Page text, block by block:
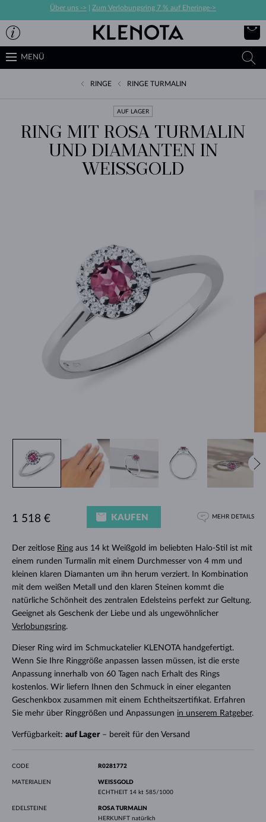
Über uns -> Zum Verlobungsring 7 % auf Eheringe->
MENÜ
RINGE RINGE TURMALIN
AUF LAGER
RING MIT ROSA TURMALIN
UND DIAMANTEN IN
WEISSGOLD
Der zeitlose Ringaus 14 kt Weißgold im beliebten Halo-Stil ist mit
einem runden Turmalin mit einem Durchmesser von 4 mm und
kleinen klaren Diamanten um ihn herum verziert. In Kombination
mit dem weißen Metall und den klaren Steinen kommt die
natürliche Schönheit des zentralen Edelsteins perfekt zur Geltung.
Geeignet als Geschenk der Liebe und als ungewöhnlicher
Verlobungsring.
Dieser Ring wird im Schmuckatelier KLENOTA handgefertigt.
Wenn Sie Ihre Ringgröße anpassen lassen müssen, ist die erste
Anpassung innerhalb von 60 Tagen nach Erhalt des Rings
kostenlos. Wir liefern Ihnen den Schmuck in einer eleganten
Geschenkbox zusammen mit einem Echtheitszertifikat. Erfahren
Sie mehr über Ringgrößen und Anpassungen in unserem Ratgeber.
Verfügbarkeit: auf Lager– bereit für den Versand
1 518 € KAUFEN MEHR DETAILS
CODE R0281772
MATERIALIEN
WEISSGOLD
ECHTHEIT 14 kt 585/1000
EDELSTEINE
ROSA TURMALIN
HERKUNFT natürlich